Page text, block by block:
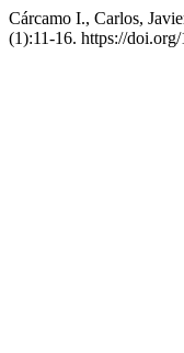
Cárcamo I., Carlos,
(1):11-16. https://